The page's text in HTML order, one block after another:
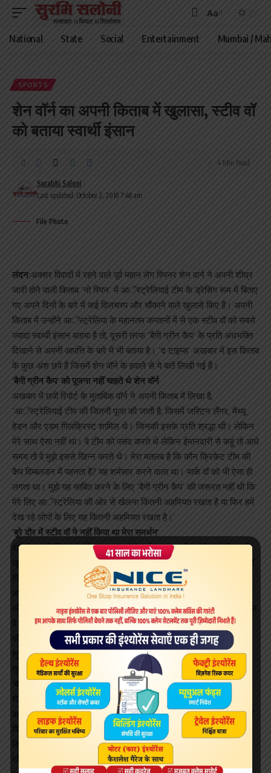
Font
Resizer
Aa
National State Social Entertainment Mumbai /
SPORTS
शेन वॉर्न का अपनी किताब में खुलासा, स्टीव वॉ
को बताया स्वार्थी इंसान
Last updated: October 2, 2018 7:48 am
Surabhi Saloni
4 Min Read
File Photo
लंदन:अक्सर विवादों में रहने वाले पूर्व महान लेग स्पिनर शेन वार्न ने अपनी शीघ्र
जारी होने वाली किताब ‘नो स्पिन’ में आॅस्ट्रेलियाई टीम के ड्रेसिंग रूम में बिताए
गए अपने दिनों के बारे में कई दिलचस्प और चौंकाने वाले खुलासे किए हैं। अपनी
किताब में उन्होंने आॅस्ट्रेलिया के महानतम कप्तानों में से एक स्टीव वॉ को सबसे
ज्यादा स्वार्थी इंसान बताया है तो, दूसरी तरफ ‘बैगी ग्रीन कैप’ के प्रति अंधभक्ति
दिखाने से अपनी आपत्ति के बारे में भी बताया है। ‘द टाइम्स’ अखबार में इस किताब
के कुछ अंश छपे हैं जिसमें शेन वॉर्न के हवाले से ये बातें लिखी गई हैं।
‘बैगी ग्रीन कैप’ को पूजना नहीं चाहते थे शेन वॉर्न
अखबार में छपी रिपोर्ट के मुताबिक वॉर्न ने अपनी किताब में लिखा है,
‘आॅस्ट्रेलियाई टीम की जितनी पूजा की जाती है, जिसमें जस्टिन लैंगर, मैथ्यू
हेडन और एडम गिलक्रिस्ट शामिल थे। जिनकी इसके प्रति श्रद्धा थी। लेकिन
मेरे साथ ऐसा नहीं था। वे टीम को पसंद करते थे लेकिन ईमानदारी से कहूं तो आधे
समय तो वे मुझे इससे खिन्न करते थे। मेरा मतलब है कि कौन क्रिकेट टीम की
कैप विम्बलडन में पहनता है? यह शर्मसार करने वाला था। मार्क वॉ को भी ऐसा ही
लगता था। मुझे यह साबित करने के लिए ‘बैगी ग्रीन कैप’ की जरूरत नहीं थी कि
मेरे लिए आॅस्ट्रेलिया की ओर से खेलना कितनी अहमियत रखता है या फिर हमें
देख रहे लोगों के लिए यह कितनी अहमियत रखता है।’
‘बुरे दौर में स्टीव वॉ ने नहीं किया था मेरा समर्थन’
वार्न ने अपनी किताब के में पूर्व आॅस्ट्रेलियाई कप्तान स्टीव वॉ के बारे में काफी
खुलकर लिखा है। वॉर्न उस घटना का जिक्र किया है, जब 1999 में फॉर्म में नहीं
होने का हवाला देते हुए उन्हें वेस्टइंडीज के खिलाफ टेस्ट सीरीज के लिए
आॅस्ट्रेलियाई टीम से बाहर कर दिया गया था। तब स्टीव वॉ टीम के कप्तान थे
और उनका समर्थन नहीं मिलने से वॉर्न को लग रहा था कि उन्हें नीचा दिखाया गया
है। उन्होंने इस घटना का जिक्र करते हुए लिखा है, ‘मैं टीम का उप कप्तान था
और साधारण गेंदबाजी कर रहा था। टुगा (स्टीव वॉ) ने चयन समिति की बैठक में
शुरुआत की और तत्कालीन कोच ज्योफ मॉर्श ने कहा, ‘वार्नी, मुझे नहीं लगता कि
तुम्हें अगले टेस्ट में खेलना चाहिए।’
‘कप्तान बनने के बाद बदल गया था स्टीव वॉ का रवैया’
शेन वॉर्न ने उस घटना के बारे में याद करते हुए लिखा है, ‘निराशा इतना ज्यादा
कड़ा शब्द नहीं है। जब मुश्किल दौर आया तो टुगा (स्टीव वॉ) ने मेरा समर्थन नहीं
किया। उस व्यक्ति ने मुझे नीचा दिखाया जिसका मैंने इतने समय तक समर्थन
किया था और जो मेरा अच्छा दोस्त भी था। कप्तान बनने के बाद स्टीव वॉ का
रवैया बहुत खराब हो गया था। मेरे प्रदर्शन के अलावा भी कुछ और घटनाएं हुईं।